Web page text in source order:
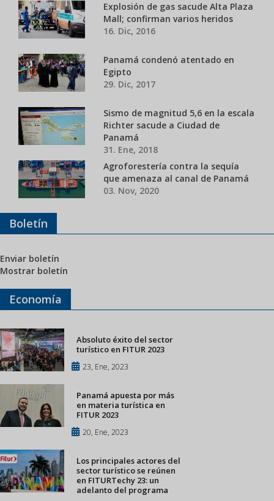
Explosión de gas sacude Alta Plaza
Mall; confirman varios heridos
16. Dic, 2016
Panamá condenó atentado en
Egipto
29. Dic, 2017
Sismo de magnitud 5,6 en la escala
Richter sacude a Ciudad de
Panamá
31. Ene, 2018
Agroforestería contra la sequía
que amenaza al canal de Panamá
03. Nov, 2020
Boletín
Enviar boletín
Mostrar boletín
Economía
Absoluto éxito del sector
turístico en FITUR 2023
23, Ene, 2023
Panamá apuesta por más
en materia turística en
FITUR 2023
20, Ene, 2023
Los principales actores del
sector turístico se reúnen
en FITURTechy 23: un
adelanto del programa